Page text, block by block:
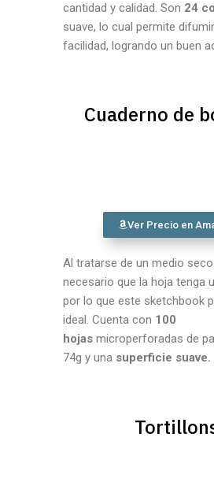
cantidad y calidad. Son 24
suave, lo cual permite
facilidad, logrando un buen
Cuaderno de
Ver Precio en
Al tratarse de un medio
necesario que la hoja tenga
por lo que este sketchbook
ideal. Cuenta con 100
hojas microperforadas de
74g y una superficie suave.